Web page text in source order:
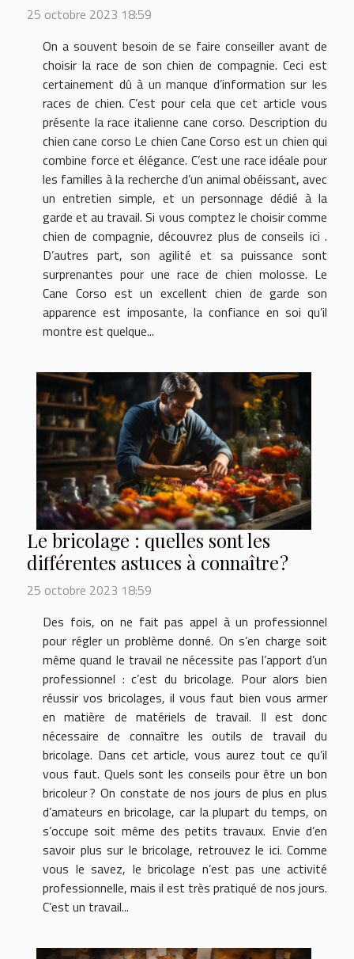
25 octobre 2023 18:59
On a souvent besoin de se faire conseiller avant de
choisir la race de son chien de compagnie. Ceci est
certainement dû à un manque d’information sur les
races de chien. C’est pour cela que cet article vous
présente la race italienne cane corso. Description du
chien cane corso Le chien Cane Corso est un chien qui
combine force et élégance. C’est une race idéale pour
les familles à la recherche d’un animal obéissant, avec
un entretien simple, et un personnage dédié à la
garde et au travail. Si vous comptez le choisir comme
chien de compagnie, découvrez plus de conseils ici .
D’autres part, son agilité et sa puissance sont
surprenantes pour une race de chien molosse. Le
Cane Corso est un excellent chien de garde son
apparence est imposante, la confiance en soi qu’il
montre est quelque...
Le bricolage : quelles sont les
différentes astuces à connaître ?
25 octobre 2023 18:59
Des fois, on ne fait pas appel à un professionnel
pour régler un problème donné. On s’en charge soit
même quand le travail ne nécessite pas l’apport d’un
professionnel : c’est du bricolage. Pour alors bien
réussir vos bricolages, il vous faut bien vous armer
en matière de matériels de travail. Il est donc
nécessaire de connaître les outils de travail du
bricolage. Dans cet article, vous aurez tout ce qu’il
vous faut. Quels sont les conseils pour être un bon
bricoleur ? On constate de nos jours de plus en plus
d’amateurs en bricolage, car la plupart du temps, on
s’occupe soit même des petits travaux. Envie d’en
savoir plus sur le bricolage, retrouvez le ici. Comme
vous le savez, le bricolage n’est pas une activité
professionnelle, mais il est très pratiqué de nos jours.
C’est un travail...